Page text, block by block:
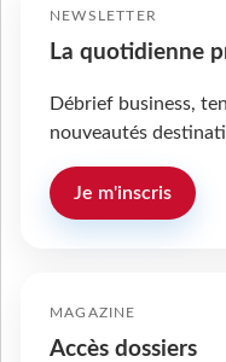
NEWSLETTER
La quotidienne
Débrief business,
nouveautés
Je m'inscris
MAGAZINE
Accès dossiers